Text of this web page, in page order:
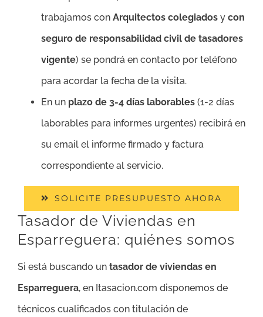
trabajamos con Arquitectos colegiados y con
seguro de responsabilidad civil de tasadores
vigente) se pondrá en contacto por teléfono
para acordar la fecha de la visita.
En un plazo de 3-4 días laborables (1-2 días
laborables para informes urgentes) recibirá en
su email el informe firmado y factura
correspondiente al servicio.
SOLICITE PRESUPUESTO AHORA
Tasador de Viviendas en
Esparreguera: quiénes somos
Si está buscando un tasador de viviendas en
Esparreguera, en Itasacion.com disponemos de
técnicos cualificados con titulación de